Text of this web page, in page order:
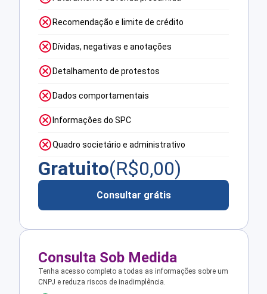
Recomendação e limite de crédito
Dívidas, negativas e anotações
Detalhamento de protestos
Dados comportamentais
Informações do SPC
Quadro societário e administrativo
Gratuito(R$0,00)
Consultar grátis
Consulta Sob Medida
Tenha acesso completo a todas as informações sobre um
CNPJ e reduza riscos de inadimplência.